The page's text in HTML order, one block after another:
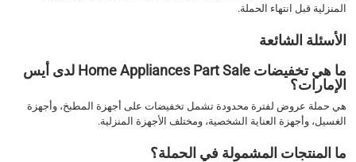
المنزلية قبل انتهاء الحملة.
الأسئلة الشائعة
ما هي تخفيضات Home Appliances Part Sale لدى أيس
الإمارات؟
هي حملة عروض لفترة محدودة تشمل تخفيضات على أجهزة المطبخ، وأجهزة
الغسيل، وأجهزة العناية الشخصية، ومختلف الأجهزة المنزلية.
ما المنتجات المشمولة في الحملة؟